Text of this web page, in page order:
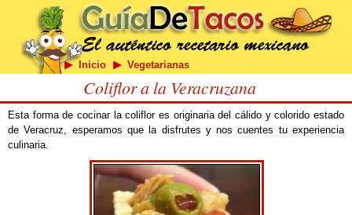
Inicio Vegetarianas
Coliflor a la Veracruzana
Esta forma de cocinar la coliflor es originaria del cálido y colorido estado
de Veracruz, esperamos que la disfrutes y nos cuentes tu experiencia
culinaria.